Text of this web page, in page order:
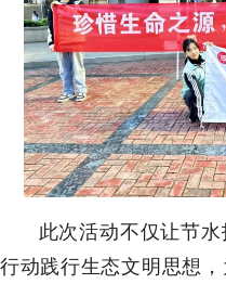
此次活动不仅让节
行动践行生态文明思想